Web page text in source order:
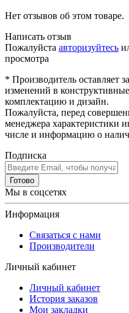
Нет отзывов об этом товаре.
Написать отзыв
Пожалуйста авторизуйтесь
просмотра
* Производитель оставляет
изменений в
комплектацию и дизайн.
Пожалуйста, перед
менеджера характеристики
числе и информацию о
Подписка
Готово
Мы в соцсетях
Информация
Связаться с нами
Производители
Личный кабинет
Личный кабинет
История заказов
Мои закладки